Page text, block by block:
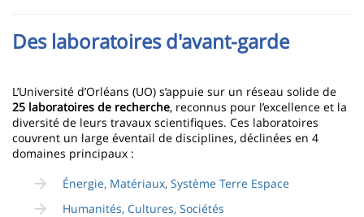
page
Des laboratoires d'avant-garde
L’Université d’Orléans (UO) s’appuie sur un réseau solide de
25 laboratoires de recherche, reconnus pour l’excellence et la
diversité de leurs travaux scientifiques. Ces laboratoires
couvrent un large éventail de disciplines, déclinées en 4
domaines principaux :
Énergie, Matériaux, Système Terre Espace
Humanités, Cultures, Sociétés